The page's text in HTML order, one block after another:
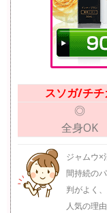
スソガ/チチ
◎
全身OK
ジャムウ×
間持続の
判がよく
人気の理